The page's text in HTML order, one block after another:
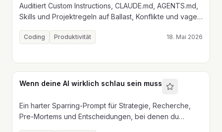
Auditiert Custom Instructions, CLAUDE.md, AGENTS.md,
Skills und Projektregeln auf Ballast, Konflikte und vage
Coding Produktivität 18. Mai 2026
Wenn deine AI wirklich schlau sein muss
Ein harter Sparring-Prompt für Strategie, Recherche,
Pre-Mortems und Entscheidungen, bei denen du